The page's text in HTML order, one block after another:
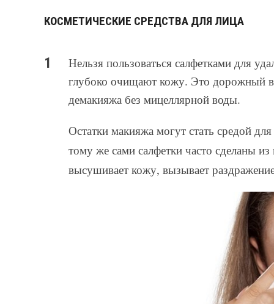
КОСМЕТИЧЕСКИЕ СРЕДСТВА ДЛЯ ЛИЦА
Нельзя пользоваться салфетками для
глубоко очищают кожу. Это дорожный
демакияжа без мицеллярной воды.
Остатки макияжа могут стать средой
тому же сами салфетки часто сделаны из
высушивает кожу, вызывает